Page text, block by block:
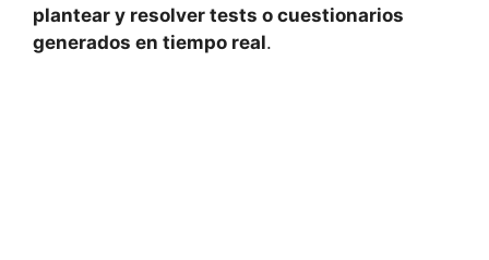
plantear y resolver tests o cuestionarios
generados en tiempo real.